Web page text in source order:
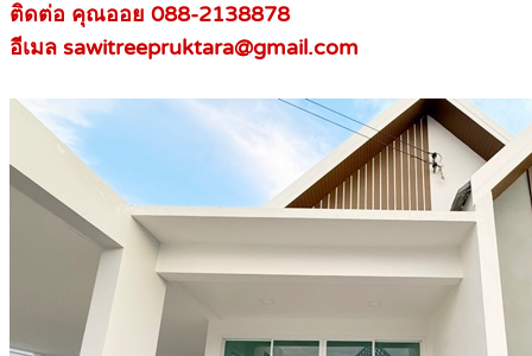
ติดต่อ คุณออย 088-2138878
อีเมล sawitreepruktara@gmail.com